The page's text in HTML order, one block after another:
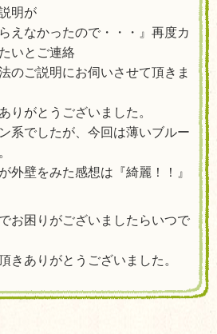
明が
えなかったので・・・』再度カ
いとご連絡
のご説明にお伺いさせて頂きま
りがとうございました。
系でしたが、今回は薄いブルー
外壁をみた感想は『綺麗！！』
お困りがございましたらいつで
きありがとうございました。